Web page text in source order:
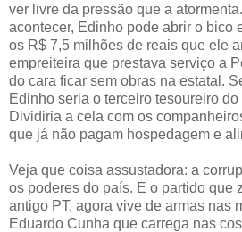
ver livre da pressão que a
acontecer, Edinho pode abrir o bico
os R$ 7,5 milhões de reais que ele
empreiteira que prestava serviço a
do cara ficar sem obras na estatal.
Edinho seria o terceiro tesoureiro
Dividiria a cela com os
que já não pagam hospedagem e
Veja que coisa assustadora: a
os poderes do país. E o partido que
antigo PT, agora vive de armas nas
Eduardo Cunha que carrega nas